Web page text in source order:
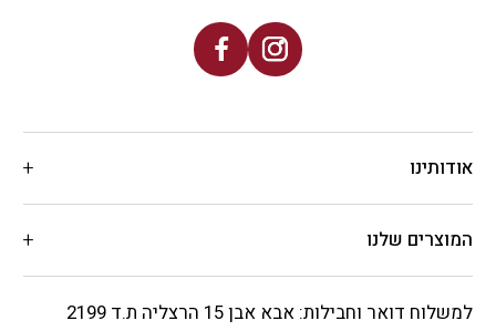
אודותינו
המוצרים שלנו
למשלוח דואר וחבילות: אבא אבן 15 הרצליה ת.ד 2199